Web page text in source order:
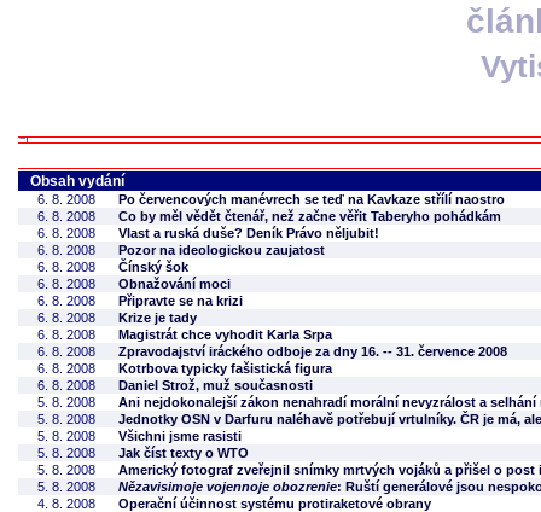
Obsah vydání
6. 8. 2008
Po červencových manévrech se teď na Kavkaze střílí naostro
6. 8. 2008
Co by měl vědět čtenář, než začne věřit Taberyho pohádkám
6. 8. 2008
Vlast a ruská duše? Deník Právo něljubit!
6. 8. 2008
Pozor na ideologickou zaujatost
6. 8. 2008
Čínský šok
6. 8. 2008
Obnažování moci
6. 8. 2008
Připravte se na krizi
6. 8. 2008
Krize je tady
6. 8. 2008
Magistrát chce vyhodit Karla Srpa
6. 8. 2008
Zpravodajství iráckého odboje za dny 16. -- 31. července 2008
6. 8. 2008
Kotrbova typicky fašistická figura
6. 8. 2008
Daniel Strož, muž současnosti
5. 8. 2008
Ani nejdokonalejší zákon nenahradí morální nevyzrálost a selhání
5. 8. 2008
Jednotky OSN v Darfuru naléhavě potřebují vrtulníky. ČR je má,
5. 8. 2008
Všichni jsme rasisti
5. 8. 2008
Jak číst texty o WTO
5. 8. 2008
Americký fotograf zveřejnil snímky mrtvých vojáků a přišel o post
5. 8. 2008
Nězavisimoje vojennoje obozrenie: Ruští generálové jsou
4. 8. 2008
Operační účinnost systému protiraketové obrany